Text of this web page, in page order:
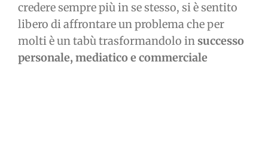
credere sempre più in se stesso, si è sentito
libero di affrontare un problema che per
molti è un tabù trasformandolo insuccesso
personale, mediatico e commerciale